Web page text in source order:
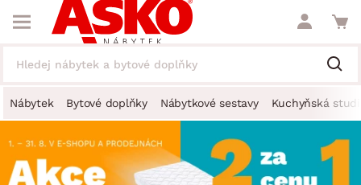
Nábytek Bytové doplňky Nábytkové sestavy Kuchyňská